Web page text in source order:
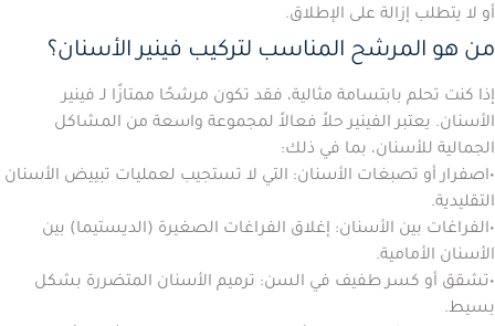
أو لا يتطلب إزالة على الإطلاق.
من هو المرشح المناسب لتركيب فينير الأسنان؟
إذا كنت تحلم بابتسامة مثالية، فقد تكون مرشحًا ممتازًا لـ فينير
الأسنان. يعتبر الفينير حلاً فعالاً لمجموعة واسعة من المشاكل
الجمالية للأسنان، بما في ذلك:
•اصفرار أو تصبغات الأسنان: التي لا تستجيب لعمليات تبييض الأسنان
التقليدية.
•الفراغات بين الأسنان: إغلاق الفراغات الصغيرة (الديستيما) بين
الأسنان الأمامية.
•تشقق أو كسر طفيف في السن: ترميم الأسنان المتضررة بشكل
بسيط.